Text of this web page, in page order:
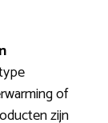
of
zijn